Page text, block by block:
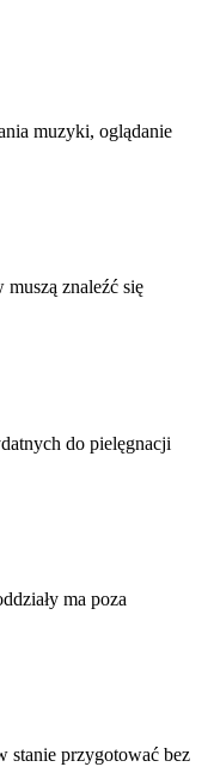
muzyki, oglądanie
znaleźć się
do pielęgnacji
ma poza
stanie przygotować bez